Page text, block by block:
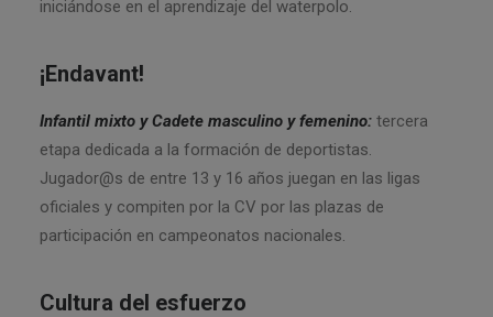
iniciándose en el aprendizaje del waterpolo.
¡Endavant!
Infantil mixto y Cadete masculino y femenino: tercera
etapa dedicada a la formación de deportistas.
Jugador@s de entre 13 y 16 años juegan en las ligas
oficiales y compiten por la CV por las plazas de
participación en campeonatos nacionales.
Cultura del esfuerzo